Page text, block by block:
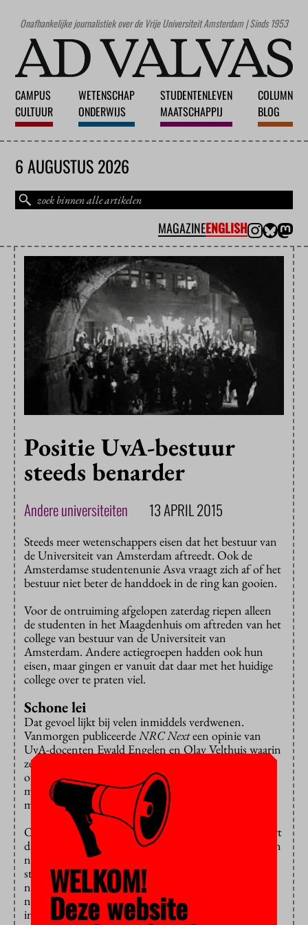
Onafhankelijke journalistiek over de Vrije Universiteit Amsterdam | Sinds 1953
CAMPUS
CULTUUR
WETENSCHAP
ONDERWIJS
STUDENTENLEVEN
MAATSCHAPPIJ
COLUMN
BLOG
6 AUGUSTUS 2026
MAGAZINEENGLISH
Positie UvA-bestuur
steeds benarder
Andere universiteiten 13 APRIL 2015
Steeds meer wetenschappers eisen dat het bestuur van
de Universiteit van Amsterdam aftreedt. Ook de
Amsterdamse studentenunie Asva vraagt zich af of het
bestuur niet beter de handdoek in de ring kan gooien.
Voor de ontruiming afgelopen zaterdag riepen alleen
de studenten in het Maagdenhuis om aftreden van het
college van bestuur van de Universiteit van
Amsterdam. Andere actiegroepen hadden ook hun
eisen, maar gingen er vanuit dat daar met het huidige
college over te praten viel.
Schone lei
Dat gevoel lijkt bij velen inmiddels verdwenen.
Vanmorgen publiceerdeNRC Nexteen opinie van
UvA-docenten Ewald Engelen en Olav Velthuis waarin
ze schreven dat het tijd is voor “een schone lei”. Die
oproep was vanmorgen door 175
medewerkersondertekend, maar dat zijn er inmiddels
meer dan driehonderd geworden.
Ook de Amsterdamse studentenunie Asva concludeert
dat het vertrouwen in het college dit weekend “tot een
nieuw dieptepunt” is gezakt. “Dit CvB lijkt niet in
staat de UvA te besturen, door structureel adviezen te
negeren en keer op keer verkeerde beslissingen te
nemen”,schrijft Asva-voorzitter Noeri van den Berg
in een verklaring.
WELKOM!
Deze website